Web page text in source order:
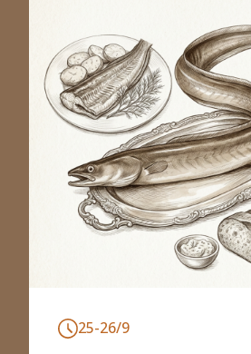
25-26/9